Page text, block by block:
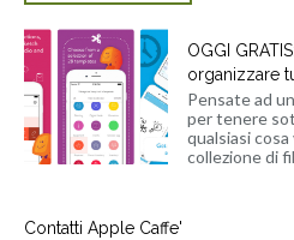
OGGI
organizzare
Pensate ad
per tenere
qualsiasi
collezione di
Contatti Apple Caffe'